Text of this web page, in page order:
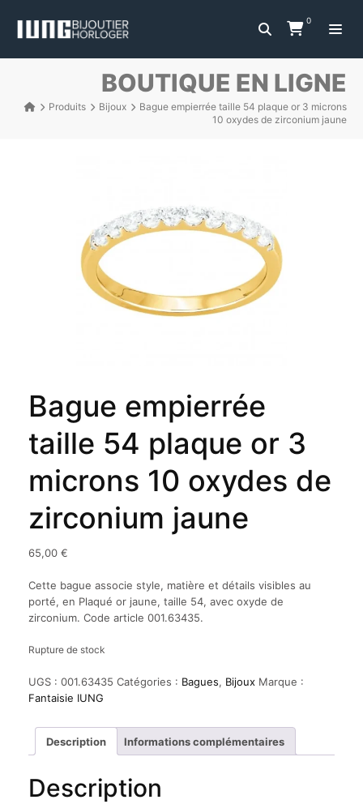
0
BOUTIQUE EN LIGNE
Produits Bijoux
Bague empierrée taille 54 plaque or 3 microns
10 oxydes de zirconium jaune
Bague empierrée
taille 54 plaque or 3
microns 10 oxydes de
zirconium jaune
65,00 €
Cette bague associe style, matière et détails visibles au
porté, en Plaqué or jaune, taille 54, avec oxyde de
zirconium. Code article 001.63435.
Rupture de stock
UGS : 001.63435 Catégories : Bagues, Bijoux Marque :
Fantaisie IUNG
Description Informations complémentaires
Description